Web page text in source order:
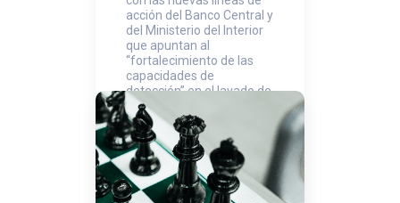
acción del Banco Central y
del Ministerio del Interior
que apuntan al
“fortalecimiento de las
capacidades de
detección” en el lavado de
activos.